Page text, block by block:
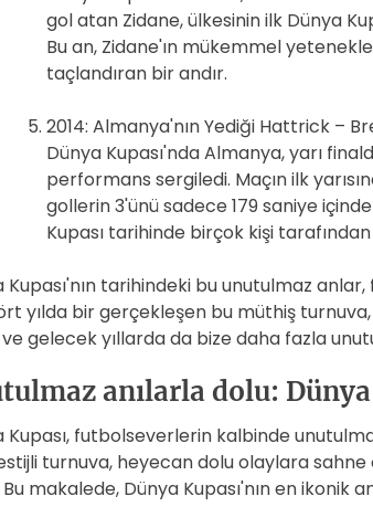
gol atan Zidane, ülkesinin ilk Dünya
Bu an, Zidane'ın mükemmel
taçlandıran bir andır.
2014: Almanya'nın Yediği Hattrick –
Dünya Kupası'nda Almanya, yarı
performans sergiledi. Maçın ilk
gollerin 3'ünü sadece 179 saniye
Kupası tarihinde birçok kişi
Kupası'nın tarihindeki bu unutulmaz
yılda bir gerçekleşen bu müthiş
gelecek yıllarda da bize daha fazla
anılarla dolu:
Kupası, futbolseverlerin kalbinde
turnuva, heyecan dolu olaylara
makalede, Dünya Kupası'nın en ikonik